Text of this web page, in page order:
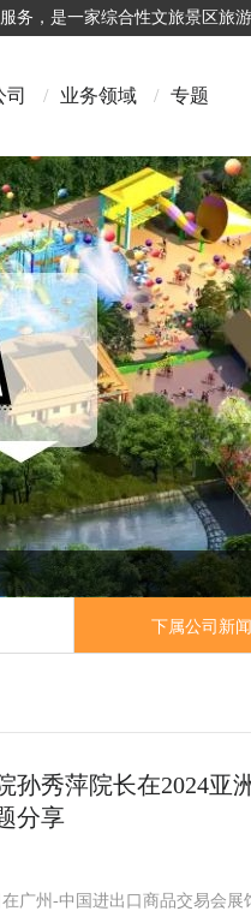
务，是一家综合性文旅景区旅游
司 / 业务领域 / 专题
下属公司新闻
孙秀萍院长在2024亚
分享
州-中国进出口商品交易会展